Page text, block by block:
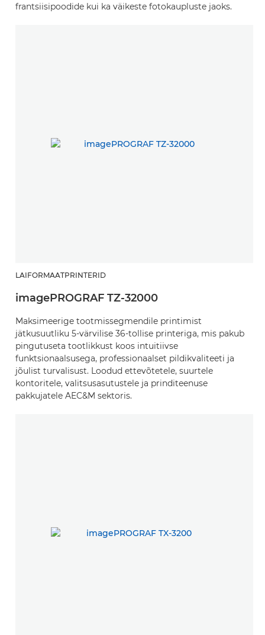
frantsiisipoodide kui ka väikeste fotokaupluste jaoks.
LAIFORMAATPRINTERID
imagePROGRAF TZ-32000
Maksimeerige tootmissegmendile printimist
jätkusuutliku 5-värvilise 36-tollise printeriga, mis pakub
pingutuseta tootlikkust koos intuitiivse
funktsionaalsusega, professionaalset pildikvaliteeti ja
jõulist turvalisust. Loodud ettevõtetele, suurtele
kontoritele, valitsusasutustele ja prinditeenuse
pakkujatele AEC&M sektoris.